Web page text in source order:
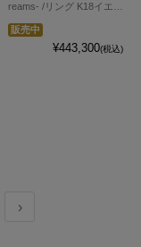
reams- /リング K18イエロ
販売中
¥443,300(税込)
›